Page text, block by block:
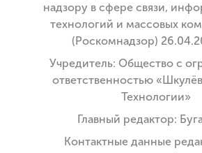
надзору в сфере связи,
технологий и массовых
(Роскомнадзор)
Учредитель: Общество с
ответственностью
Технологии»
Главный редактор:
Контактные данные